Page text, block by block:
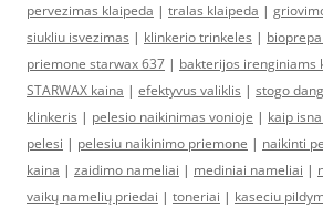
pervezimas klaipeda | tralas klaipeda |
siukliu isvezimas | klinkerio trinkeles |
priemone starwax 637 | bakterijos irenginiams
STARWAX kaina | efektyvus valiklis | stogo
klinkeris | pelesio naikinimas vonioje | kaip
pelesi | pelesiu naikinimo priemone | naikinti
kaina | zaidimo nameliai | mediniai nameliai |
vaikų namelių priedai | toneriai | kaseciu